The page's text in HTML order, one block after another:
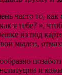
часто то,
я тебе? »,
из под
мылси,
и